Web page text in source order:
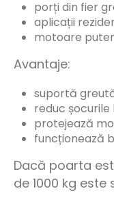
porți din fier
aplicații
motoare
Avantaje:
suportă
reduc
protejează
funcționează
Dacă poarta
de 1000 kg